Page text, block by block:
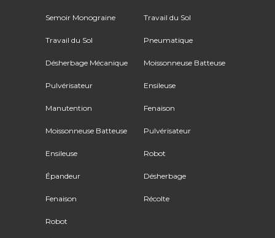
Semoir Monograine
Travail du Sol
Désherbage Mécanique
Pulvérisateur
Manutention
Moissonneuse Batteuse
Ensileuse
Épandeur
Fenaison
Robot
Travail du Sol
Pneumatique
Moissonneuse Batteuse
Ensileuse
Fenaison
Pulvérisateur
Robot
Désherbage
Récolte